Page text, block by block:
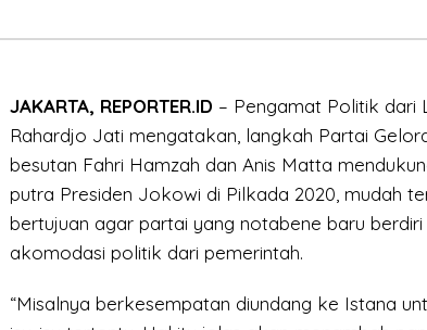
Dibaca
JAKARTA, REPORTER.ID – Pengamat Politik dari
Rahardjo Jati mengatakan, langkah Partai
besutan Fahri Hamzah dan Anis Matta
putra Presiden Jokowi di Pilkada 2020, mudah
bertujuan agar partai yang notabene baru
akomodasi politik dari pemerintah.
“Misalnya berkesempatan diundang ke Istana